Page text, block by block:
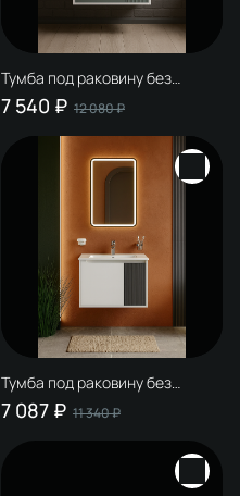
Тумба под раковину без
столешницы STWORKI
Мурманск 70 подвесная,
7 540 ₽ 12 080 ₽
Тумба под раковину без
столешницы STWORKI
Мурманск 60 подвесная,
7 087 ₽ 11 340 ₽